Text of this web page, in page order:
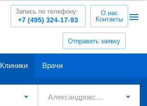
Отправить заявку
+7 (495) 324-17-93
Запись по телефону:
О нас
Контакты
Клиники Врачи